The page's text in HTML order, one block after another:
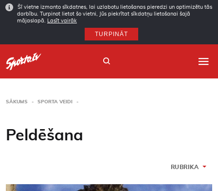
Šī vietne izmanto sīkdatnes, lai uzlabotu lietošanas pieredzi un optimizētu tās
darbību. Turpinot lietot šo vietni, Jūs piekrītat sīkdatņu lietošanai šajā
mājaslapā.
Lasīt vairāk
TURPINĀT
Arhīvs
SĀKUMS SPORTA VEIDI
Peldēšana
RUBRIKA